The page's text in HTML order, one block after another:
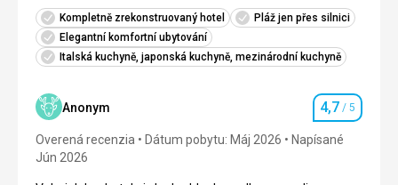
Kompletně zrekonstruovaný hotel
Pláž jen přes silnici
Elegantní komfortní ubytování
Italská kuchyně, japonská kuchyně, mezinárodní kuchyně
Anonym Hodnotenie
4,7 / 5
Overená recenzia Dátum pobytu: Máj 2026
Napísané
Jún 2026